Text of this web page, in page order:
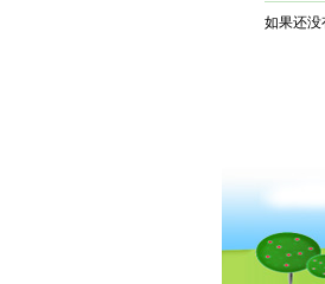
如果还没